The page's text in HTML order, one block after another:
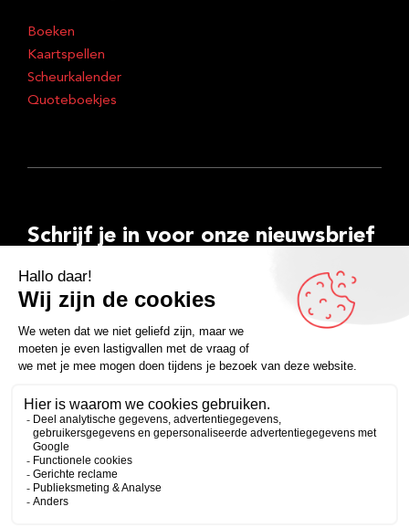
Boeken
Kaartspellen
Scheurkalender
Quoteboekjes
Schrijf je in voor onze nieuwsbrief
E-
mailadres
Inschrijven
FacebookInstagramLinkedInYouTubeSpotify
Copyright 2026